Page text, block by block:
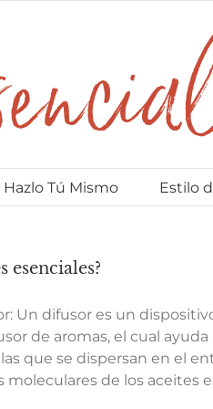
Hazlo Tú Mismo Estilo
esenciales?
Un difusor es un
de aromas, el cual
que se dispersan en el
de los aceites